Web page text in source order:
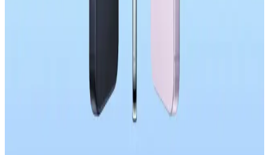
OnePlus 15T, 7.500mAh bataryası ve yazılım optimizasyonuyla
uzun pil ömrü sunuyor. Kompakt tasarımı ve güçlü bataryası
sayesinde kullanıcılar şarj süresini uzatabiliyor.
Apple'ın Çin Akıllı Telefon Pazarındaki Başarısı ve
Rekabet Dinamikleri Üzerine Analiz